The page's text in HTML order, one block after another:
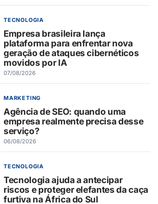
TECNOLOGIA
Empresa brasileira lança
plataforma para enfrentar nova
geração de ataques cibernéticos
movidos por IA
07/08/2026
MARKETING
Agência de SEO: quando uma
empresa realmente precisa desse
serviço?
06/08/2026
TECNOLOGIA
Tecnologia ajuda a antecipar
riscos e proteger elefantes da caça
furtiva na África do Sul